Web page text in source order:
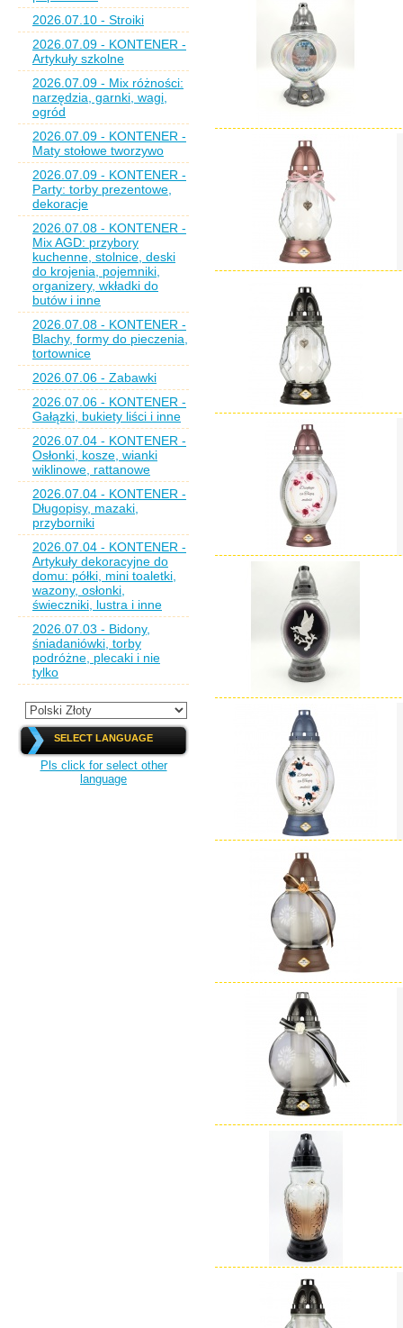
2026.07.10 - Stroiki
2026.07.09 - KONTENER -
Artykuły szkolne
2026.07.09 - Mix różności:
narzędzia, garnki, wagi,
ogród
2026.07.09 - KONTENER -
Maty stołowe tworzywo
2026.07.09 - KONTENER -
Party: torby prezentowe,
dekoracje
2026.07.08 - KONTENER -
Mix AGD: przybory
kuchenne, stolnice, deski
do krojenia, pojemniki,
organizery, wkładki do
butów i inne
2026.07.08 - KONTENER -
Blachy, formy do pieczenia,
tortownice
2026.07.06 - Zabawki
2026.07.06 - KONTENER -
Gałązki, bukiety liści i inne
2026.07.04 - KONTENER -
Osłonki, kosze, wianki
wiklinowe, rattanowe
2026.07.04 - KONTENER -
Długopisy, mazaki,
przyborniki
2026.07.04 - KONTENER -
Artykuły dekoracyjne do
domu: półki, mini toaletki,
wazony, osłonki,
świeczniki, lustra i inne
2026.07.03 - Bidony,
śniadaniówki, torby
podróżne, plecaki i nie
tylko
SELECT LANGUAGE
Pls click for select other
language